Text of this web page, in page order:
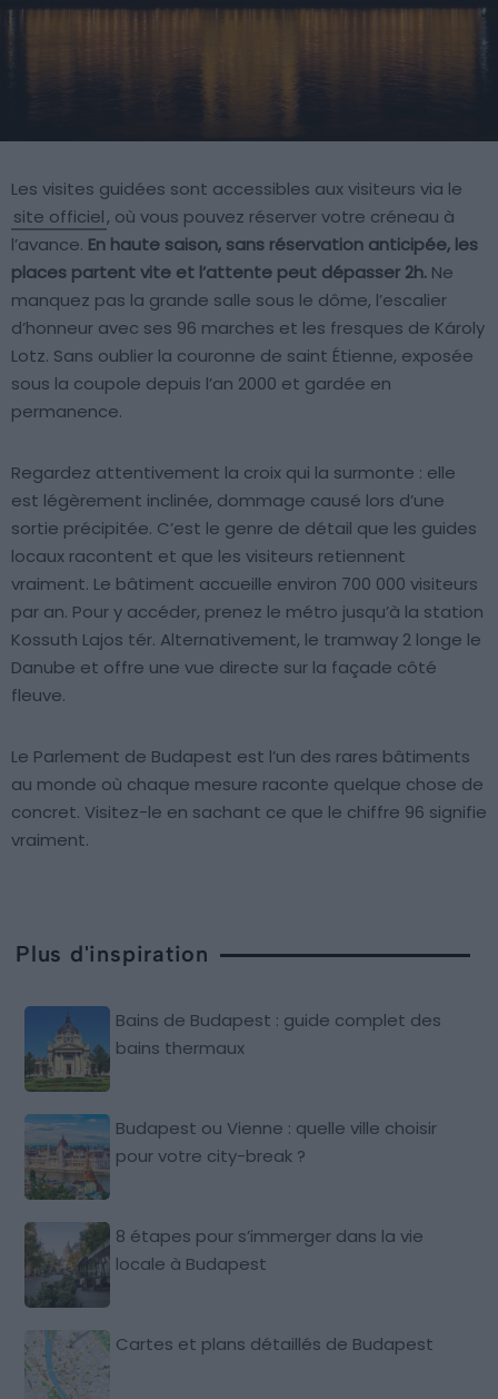
Les visites guidées sont accessibles aux visiteurs via le
site officiel, où vous pouvez réserver votre créneau à
l’avance. En haute saison, sans réservation anticipée, les
places partent vite et l’attente peut dépasser 2h. Ne
manquez pas la grande salle sous le dôme, l’escalier
d’honneur avec ses 96 marches et les fresques de Károly
Lotz. Sans oublier la couronne de saint Étienne, exposée
sous la coupole depuis l’an 2000 et gardée en
permanence.
Regardez attentivement la croix qui la surmonte : elle
est légèrement inclinée, dommage causé lors d’une
sortie précipitée. C’est le genre de détail que les guides
locaux racontent et que les visiteurs retiennent
vraiment. Le bâtiment accueille environ 700 000 visiteurs
par an. Pour y accéder, prenez le métro jusqu’à la station
Kossuth Lajos tér. Alternativement, le tramway 2 longe le
Danube et offre une vue directe sur la façade côté
fleuve.
Le Parlement de Budapest est l’un des rares bâtiments
au monde où chaque mesure raconte quelque chose de
concret. Visitez-le en sachant ce que le chiffre 96 signifie
vraiment.
Plus d'inspiration
Bains de Budapest : guide complet des
bains thermaux
Budapest ou Vienne : quelle ville choisir
pour votre city-break ?
8 étapes pour s’immerger dans la vie
locale à Budapest
Cartes et plans détaillés de Budapest